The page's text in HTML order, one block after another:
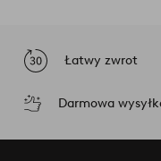
Łatwy zwrot
Darmowa